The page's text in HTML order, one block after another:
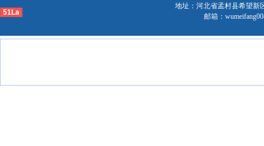
51La
地址：河北省孟村县希望新
邮箱：